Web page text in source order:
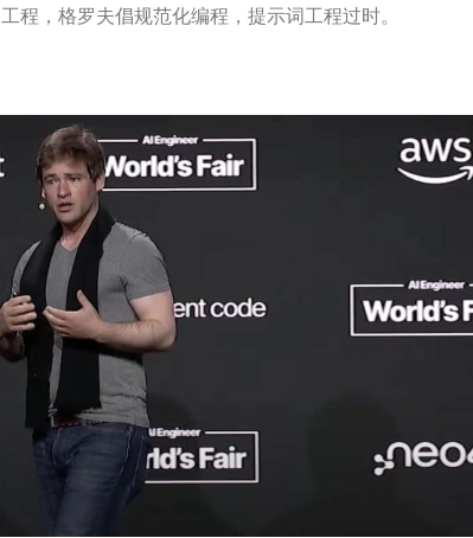
程，格罗夫倡规范化编程，提示词工程过时。